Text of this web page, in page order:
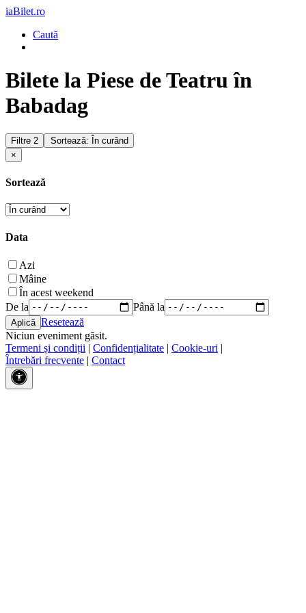
iaBilet.ro
Caută
Bilete la Piese de Teatru în
Babadag
Filtre 2
Sortează: În curând
×
Sortează
Data
Azi
Mâine
În acest weekend
De la
Până la
Resetează
Niciun eveniment găsit.
Termeni și condiții | Confidențialitate | Cookie-uri |
Întrebări frecvente | Contact